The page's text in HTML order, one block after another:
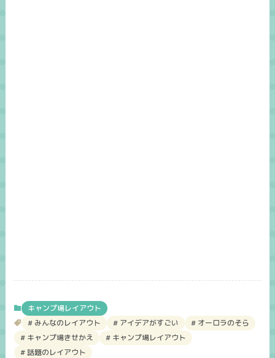
キャンプ場レイアウト
みんなのレイアウト
アイデアがすごい
オーロラのそら
キャンプ場きせかえ
キャンプ場レイアウト
話題のレイアウト